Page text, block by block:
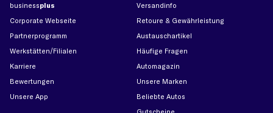
businessplus
Corporate Webseite
Partnerprogramm
Werkstätten/Filialen
Karriere
Bewertungen
Unsere App
Versandinfo
Retoure & Gewährleistung
Austauschartikel
Häufige Fragen
Automagazin
Unsere Marken
Beliebte Autos